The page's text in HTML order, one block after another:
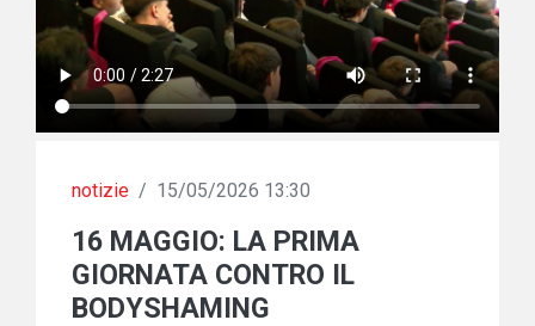
notizie / 15/05/2026 13:30
16 MAGGIO: LA PRIMA
GIORNATA CONTRO IL
BODYSHAMING